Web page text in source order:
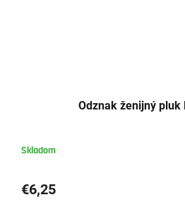
Odznak ženijný pluk
Skladom
€6,25